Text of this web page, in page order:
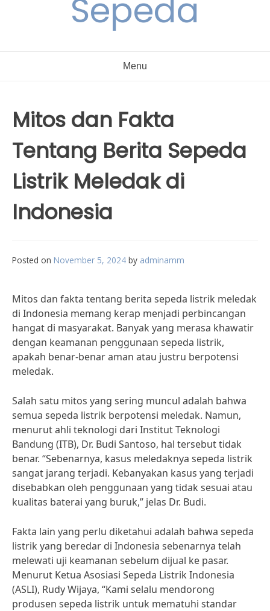
Sepeda
Menu
Mitos dan Fakta
Tentang Berita Sepeda
Listrik Meledak di
Indonesia
Posted on November 5, 2024 by adminamm
Mitos dan fakta tentang berita sepeda listrik meledak
di Indonesia memang kerap menjadi perbincangan
hangat di masyarakat. Banyak yang merasa khawatir
dengan keamanan penggunaan sepeda listrik,
apakah benar-benar aman atau justru berpotensi
meledak.
Salah satu mitos yang sering muncul adalah bahwa
semua sepeda listrik berpotensi meledak. Namun,
menurut ahli teknologi dari Institut Teknologi
Bandung (ITB), Dr. Budi Santoso, hal tersebut tidak
benar. “Sebenarnya, kasus meledaknya sepeda listrik
sangat jarang terjadi. Kebanyakan kasus yang terjadi
disebabkan oleh penggunaan yang tidak sesuai atau
kualitas baterai yang buruk,” jelas Dr. Budi.
Fakta lain yang perlu diketahui adalah bahwa sepeda
listrik yang beredar di Indonesia sebenarnya telah
melewati uji keamanan sebelum dijual ke pasar.
Menurut Ketua Asosiasi Sepeda Listrik Indonesia
(ASLI), Rudy Wijaya, “Kami selalu mendorong
produsen sepeda listrik untuk mematuhi standar